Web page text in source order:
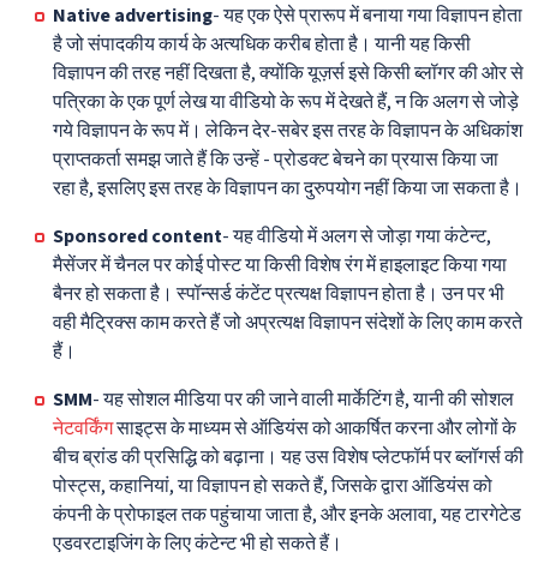
Native advertising- यह एक ऐसे प्रारूप में बनाया गया विज्ञापन होता
है जो संपादकीय कार्य के अत्यधिक करीब होता है। यानी यह किसी
विज्ञापन की तरह नहीं दिखता है, क्योंकि यूज़र्स इसे किसी ब्लॉगर की ओर से
पत्रिका के एक पूर्ण लेख या वीडियो के रूप में देखते हैं, न कि अलग से जोड़े
गये विज्ञापन के रूप में। लेकिन देर-सबेर इस तरह के विज्ञापन के अधिकांश
प्राप्तकर्ता समझ जाते हैं कि उन्हें - प्रोडक्ट बेचने का प्रयास किया जा
रहा है, इसलिए इस तरह के विज्ञापन का दुरुपयोग नहीं किया जा सकता है।
Sponsored content- यह वीडियो में अलग से जोड़ा गया कंटेन्ट,
मैसेंजर में चैनल पर कोई पोस्ट या किसी विशेष रंग में हाइलाइट किया गया
बैनर हो सकता है। स्पॉन्सर्ड कंटेंट प्रत्यक्ष विज्ञापन होता है। उन पर भी
वही मैट्रिक्स काम करते हैं जो अप्रत्यक्ष विज्ञापन संदेशों के लिए काम करते
हैं।
SMM- यह सोशल मीडिया पर की जाने वाली मार्केटिंग है, यानी की सोशल
नेटवर्किंगसाइट्स के माध्यम से ऑडियंस को आकर्षित करना और लोगों के
बीच ब्रांड की प्रसिद्धि को बढ़ाना। यह उस विशेष प्लेटफॉर्म पर ब्लॉगर्स की
पोस्ट्स, कहानियां, या विज्ञापन हो सकते हैं, जिसके द्वारा ऑडियंस को
कंपनी के प्रोफाइल तक पहुंचाया जाता है, और इनके अलावा, यह टारगेटेड
एडवरटाइजिंग के लिए कंटेन्ट भी हो सकते हैं।